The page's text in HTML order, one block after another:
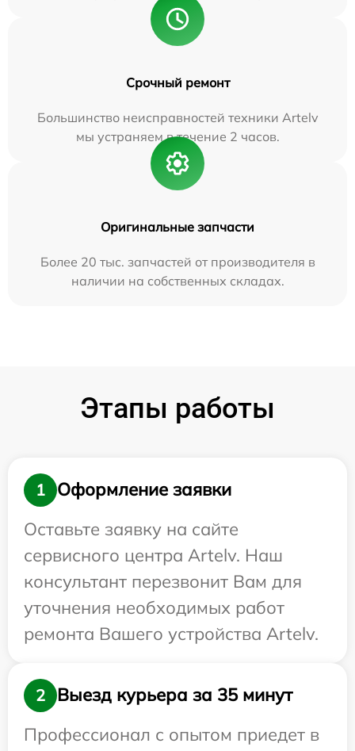
Срочный ремонт
Большинство неисправностей техники Artelv
мы устраняем в течение 2 часов.
Оригинальные запчасти
Более 20 тыс. запчастей от производителя в
наличии на собственных складах.
Этапы работы
1
Оформление заявки
Оставьте заявку на сайте
сервисного центра Artelv. Наш
консультант перезвонит Вам для
уточнения необходимых работ
ремонта Вашего устройства Artelv.
2
Выезд курьера за 35 минут
Профессионал с опытом приедет в